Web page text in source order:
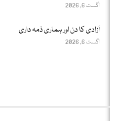
اگست 6, 2026
آزادی کا دن اور ہماری ذمہ داری
اگست 6, 2026